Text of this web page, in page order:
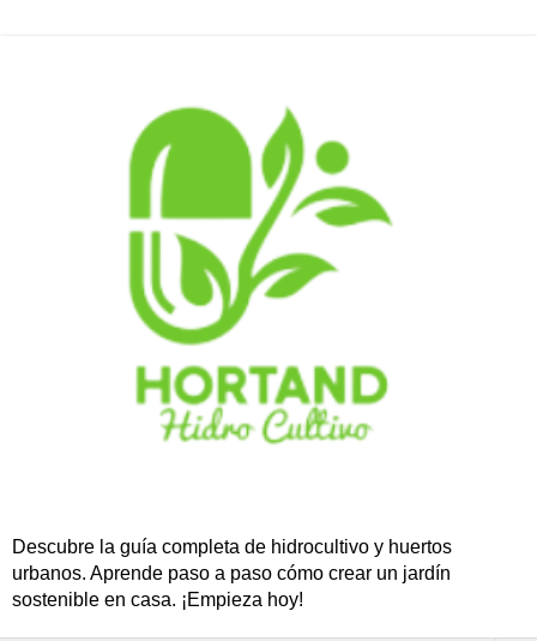
Descubre la guía completa de hidrocultivo y huertos
urbanos. Aprende paso a paso cómo crear un jardín
sostenible en casa. ¡Empieza hoy!